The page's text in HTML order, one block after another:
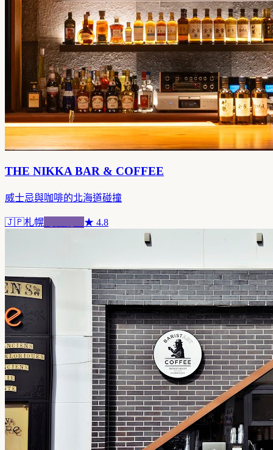
THE NIKKA BAR & COFFEE
威士忌與咖啡的北海道碰撞
🇯🇵札幌 ★ 4.8